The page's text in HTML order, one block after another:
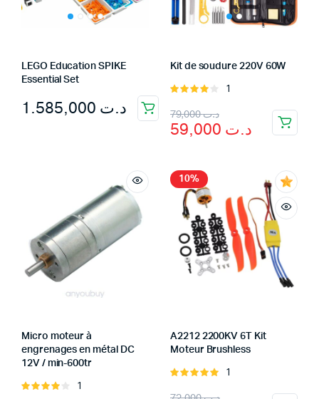
LEGO Education SPIKE
Essential Set
د.ت
Kit de soudure 220V 60W
Rated
of 5
1
د.ت79,000
Original
price
د.ت
Current
price
Micro moteur à
engrenages en métal DC
12V / min-600tr
Rated
1
10%
A2212 2200KV 6T Kit
Moteur Brushless
Rated
1